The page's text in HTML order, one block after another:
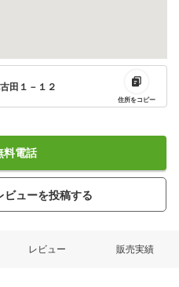
田１－１２
住所をコピー
料電話
ビューを投稿する
レビュー 販売実績